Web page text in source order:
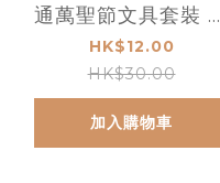
通萬聖節文具套裝 款
式隨機發放
HK$12.00
HK$30.00
加入購物車